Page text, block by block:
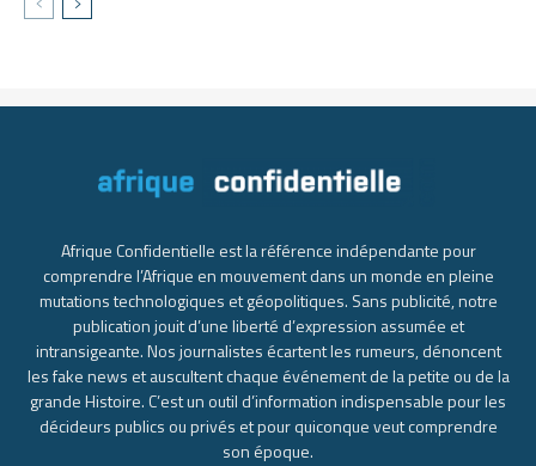
Afrique Confidentielle est la référence indépendante pour
comprendre l’Afrique en mouvement dans un monde en pleine
mutations technologiques et géopolitiques. Sans publicité, notre
publication jouit d’une liberté d’expression assumée et
intransigeante. Nos journalistes écartent les rumeurs, dénoncent
les fake news et auscultent chaque événement de la petite ou de la
grande Histoire. C’est un outil d’information indispensable pour les
décideurs publics ou privés et pour quiconque veut comprendre
son époque.